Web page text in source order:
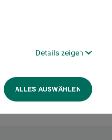
Details zeigen
ALLES AUSWÄHLEN
- Extra Fine
!!